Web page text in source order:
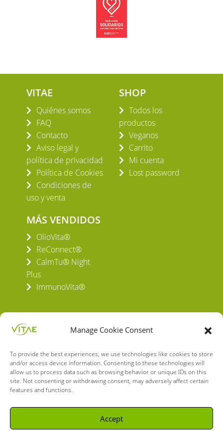
Manage Cookie Consent
To provide the best experiences, we use technologies like cookies to store
and/or access device information. Consenting to these technologies will
allow us to process data such as browsing behavior or unique IDs on this
site. Not consenting or withdrawing consent, may adversely affect certain
features and functions.
Accept
VITAE
Quiénes somos
FAQ
Contacto
Aviso legal y
política de privacidad
Política de Cookies
Condiciones de
uso y venta
SHOP
Todos los
productos
Veganos
Carrito
Mi cuenta
Lost password
MÁS VENDIDOS
OlioVita®
ReConnect®
CalmTu® Night
Plus
ImmunoVita®
VITAE HEALTH INNOVATION S.L.
C/ Verneda del Congost, 5
08160 Montmeló Barcelona (España)
Spanish